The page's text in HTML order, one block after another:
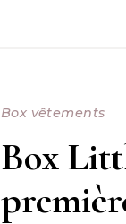
Box vêtements
Box